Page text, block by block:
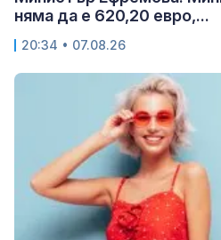
няма да е 620,20 евро,...
20:34 • 07.08.26